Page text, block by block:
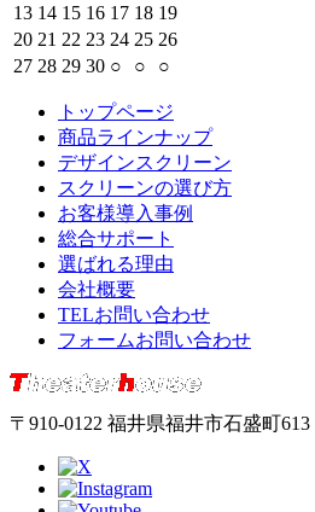
13 14 15 16 17 18 19
20 21 22 23 24 25 26
27 28 29 30 ○ ○ ○
トップページ
商品ラインナップ
デザインスクリーン
スクリーンの選び方
お客様導入事例
総合サポート
選ばれる理由
会社概要
TELお問い合わせ
フォームお問い合わせ
〒910-0122 福井県福井市石盛町613